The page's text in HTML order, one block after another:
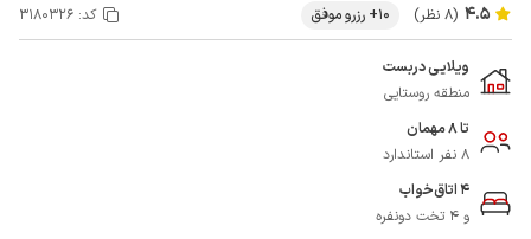
4.5 (8 نظر) 10+ رزرو موفق کد: 3180326
ویلایی دربست
منطقه روستایی
تا 8 مهمان
8 نفر استاندارد
4 اتاق‌خواب
و 4 تخت دونفره